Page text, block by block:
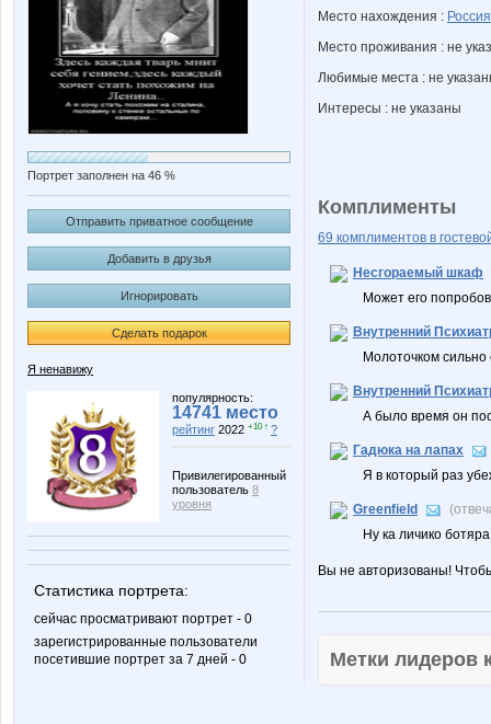
Портрет заполнен на 46 %
Отправить приватное сообщение
Добавить в друзья
Игнорировать
Сделать подарок
Я ненавижу
популярность:
14741 место
рейтинг 2022 +10 ↑ ?
Привилегированный
пользователь 8
уровня
Статистика портрета:
сейчас просматривают портрет - 0
зарегистрированные пользователи
посетившие портрет за 7 дней - 0
Место нахождения : Россия
Место проживания : не
Любимые места : не
Интересы : не указаны
Комплименты
69 комплиментов в
Несгораемый шкаф
Может его
Внутренний
Молоточком
Внутренний
А было время он
Гадюка на лапах
Я в который раз
Greenfield
Ну ка личико
Вы не авторизованы!
Метки